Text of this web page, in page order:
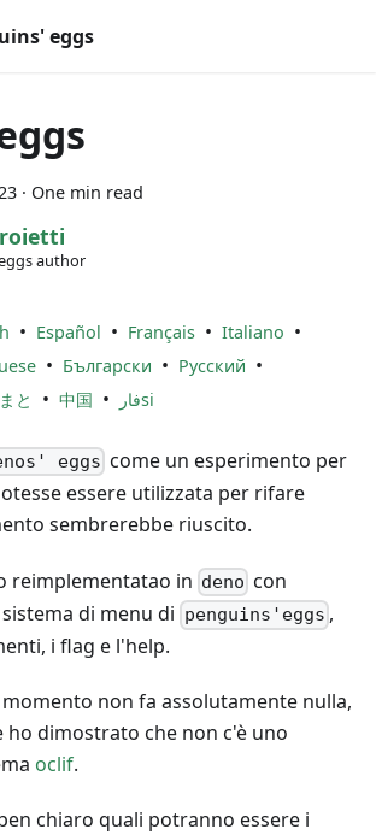
eggs
· One min read
author
• Español • Français • Italiano •
• Български • Русский •
と • 中国 • فارsi
eggs come un esperimento per
essere utilizzata per rifare
sembrerebbe riuscito.
reimplementatao in deno con
di menu di penguins'eggs ,
i flag e l'help.
non fa assolutamente nulla,
ho dimostrato che non c'è uno
oclif.
chiaro quali potranno essere i